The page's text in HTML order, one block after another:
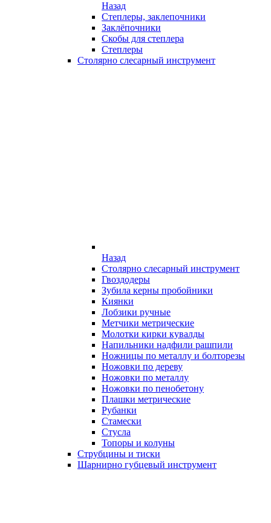
Назад
Степлеры, заклепочники
Заклёпочники
Скобы для степлера
Степлеры
Столярно слесарный инструмент
Назад
Столярно слесарный инструмент
Гвоздодеры
Зубила керны пробойники
Киянки
Лобзики ручные
Метчики метрические
Молотки кирки кувалды
Напильники надфили рашпили
Ножницы по металлу и болторезы
Ножовки по дереву
Ножовки по металлу
Ножовки по пенобетону
Плашки метрические
Рубанки
Стамески
Стусла
Топоры и колуны
Струбцины и тиски
Шарнирно губцевый инструмент